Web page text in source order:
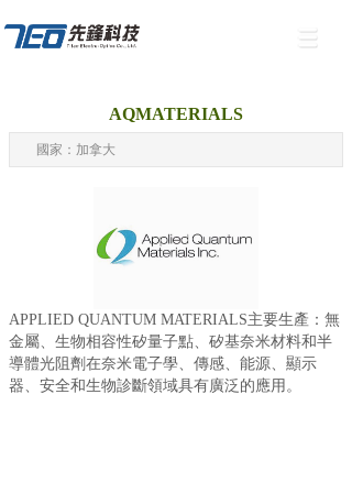
AQMATERIALS
國家：加拿大
APPLIED QUANTUM MATERIALS主要生產：無
金屬、生物相容性矽量子點、矽基奈米材料和半
導體光阻劑在奈米電子學、傳感、能源、顯示
器、安全和生物診斷領域具有廣泛的應用。